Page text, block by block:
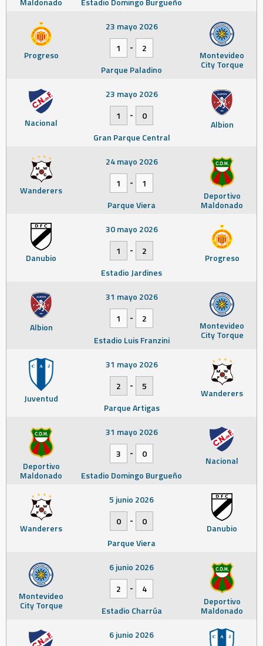
Progreso Montevideo
City Torque
23 mayo 2026
1
-
2
Parque Paladino
Nacional Albion
23 mayo 2026
1
-
0
Gran Parque Central
Wanderers Deportivo
Maldonado
24 mayo 2026
1
-
1
Parque Viera
Danubio Progreso
30 mayo 2026
1
-
2
Estadio Jardines
Albion Montevideo
City Torque
31 mayo 2026
1
-
2
Estadio Luis Franzini
Juventud Wanderers
31 mayo 2026
2
-
5
Parque Artigas
Deportivo
Maldonado
Nacional
31 mayo 2026
3
-
0
Estadio Domingo Burgueño
Wanderers Danubio
5 junio 2026
0
-
0
Parque Viera
Montevideo
City Torque Deportivo
Maldonado
6 junio 2026
2
-
4
Estadio Charrúa
6 junio 2026